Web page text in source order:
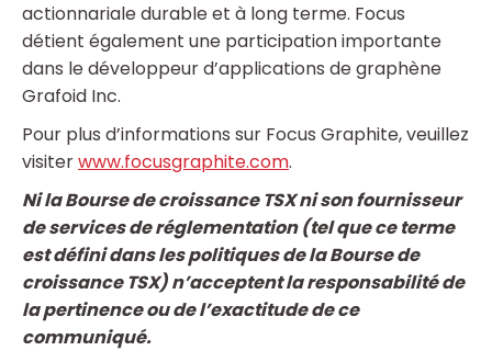
actionnariale durable et à long terme. Focus
détient également une participation importante
dans le développeur d’applications de graphène
Grafoid Inc.
Pour plus d’informations sur Focus Graphite, veuillez
visiterwww.focusgraphite.com.
Ni la Bourse de croissance TSX ni son fournisseur
de services de réglementation (tel que ce terme
est défini dans les politiques de la Bourse de
croissance TSX) n’acceptent la responsabilité de
la pertinence ou de l’exactitude de ce
communiqué.